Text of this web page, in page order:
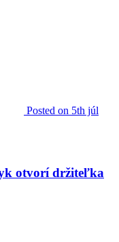
Posted on 5th júl
otvorí držiteľka